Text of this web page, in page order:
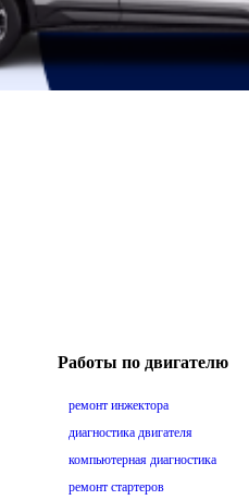
Работы по двигателю
ремонт инжектора
диагностика двигателя
компьютерная диагностика
ремонт стартеров